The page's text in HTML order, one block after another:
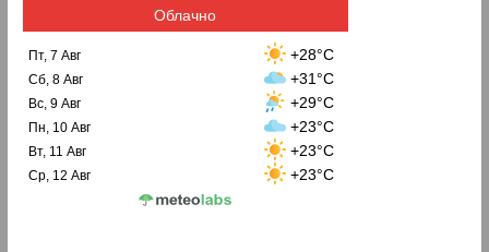
Облачно
Пт, 7 Авг +28°C
Сб, 8 Авг +31°C
Вс, 9 Авг +29°C
Пн, 10 Авг +23°C
Вт, 11 Авг +23°C
Ср, 12 Авг +23°C